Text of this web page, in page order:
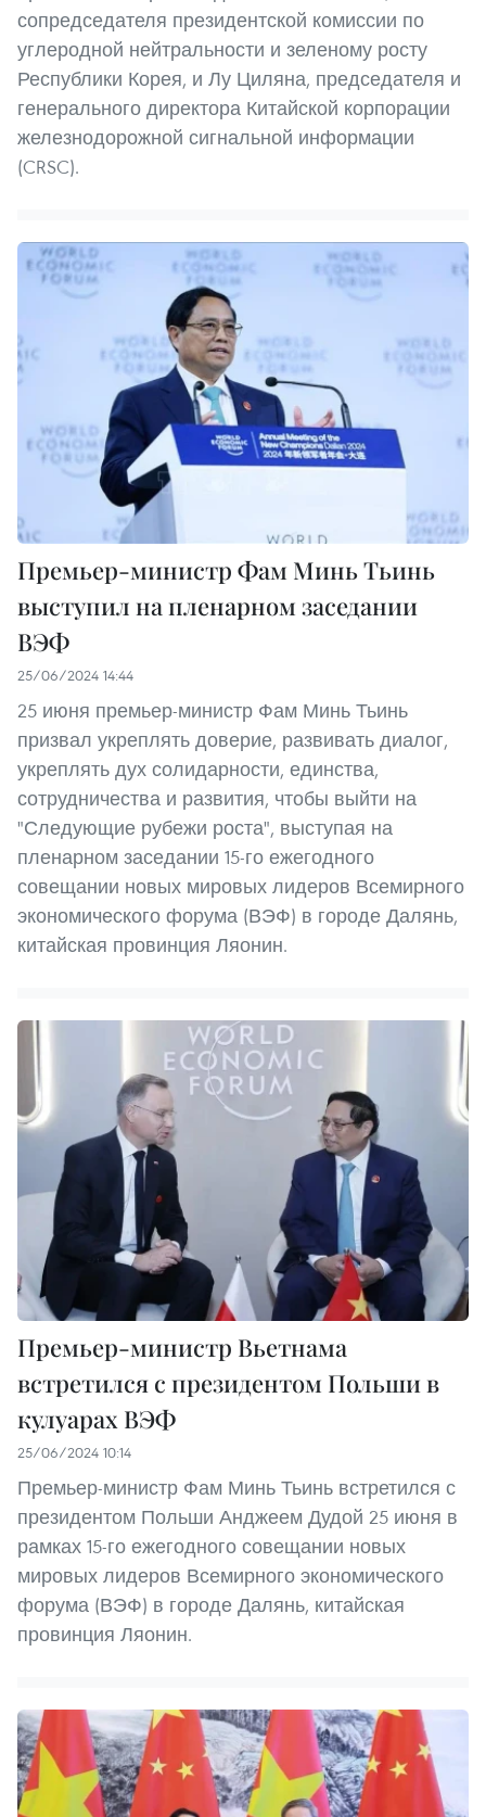
сопредседателя президентской комиссии по
углеродной нейтральности и зеленому росту
Республики Корея, и Лу Циляна, председателя и
генерального директора Китайской корпорации
железнодорожной сигнальной информации
(CRSC).
Премьер-министр Фам Минь Тьинь
выступил на пленарном заседании
ВЭФ
25/06/2024 14:44
25 июня премьер-министр Фам Минь Тьинь
призвал укреплять доверие, развивать диалог,
укреплять дух солидарности, единства,
сотрудничества и развития, чтобы выйти на
"Следующие рубежи роста", выступая на
пленарном заседании 15-го ежегодного
совещании новых мировых лидеров Всемирного
экономического форума (ВЭФ) в городе Далянь,
китайская провинция Ляонин.
Премьер-министр Вьетнама
встретился с президентом Польши в
кулуарах ВЭФ
25/06/2024 10:14
Премьер-министр Фам Минь Тьинь встретился с
президентом Польши Анджеем Дудой 25 июня в
рамках 15-го ежегодного совещании новых
мировых лидеров Всемирного экономического
форума (ВЭФ) в городе Далянь, китайская
провинция Ляонин.